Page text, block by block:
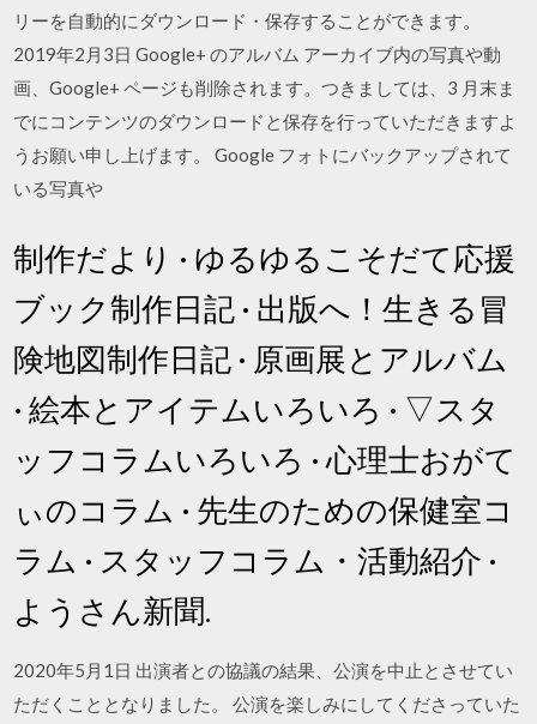
リーを自動的にダウンロード・保存することができます。
2019年2月3日 Google+ のアルバム アーカイブ内の写真や動
画、Google+ ページも削除されます。つきましては、3 月末ま
でにコンテンツのダウンロードと保存を行っていただきますよ
うお願い申し上げます。 Google フォトにバックアップされて
いる写真や
制作だより · ゆるゆるこそだて応援
ブック制作日記 · 出版へ！生きる冒
険地図制作日記 · 原画展とアルバム
· 絵本とアイテムいろいろ · ▽スタ
ッフコラムいろいろ · 心理士おがて
ぃのコラム · 先生のための保健室コ
ラム · スタッフコラム・活動紹介 ·
ようさん新聞.
2020年5月1日 出演者との協議の結果、公演を中止とさせてい
ただくこととなりました。 公演を楽しみにしてくださっていた